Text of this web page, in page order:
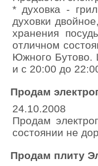
* духовка -
духовки
хранения
отличном
Южного Бутово.
и с 20:00 до
Продам
24.10.2008
Продам
состоянии не
Продам плиту